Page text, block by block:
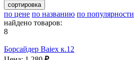
сортировка
по цене по названию по популярности
найдено товаров:
8
Борсайдер Baiex к.12